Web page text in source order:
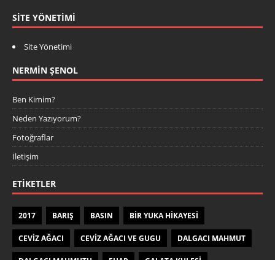
SITE YÖNETIMI
Site Yönetimi
NERMIN ŞENOL
Ben Kimim?
Neden Yazıyorum?
Fotoğraflar
İletişim
ETIKETLER
2017 BARIŞ BASIN BIR YUKA HIKAYESI
CEVIZ AĞACI CEVIZ AĞACI VE GUGU DALGACI MAHMUT